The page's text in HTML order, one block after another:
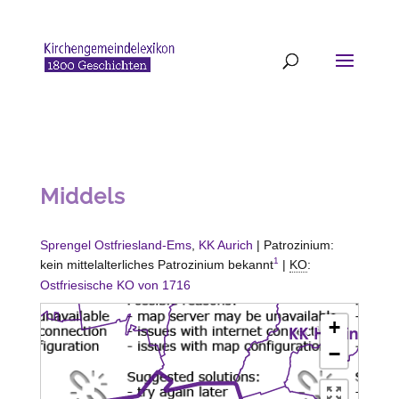
Middels
Sprengel Ostfriesland-Ems, KK Aurich | Patrozinium:
kein mittelalterliches Patrozinium bekannt1 | KO:
Ostfriesische KO von 1716
+
−